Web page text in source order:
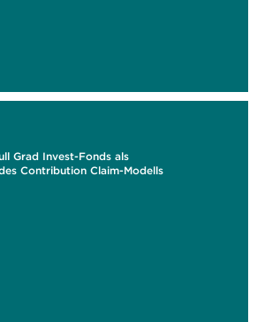
Grad Invest-Fonds als
Contribution Claim-Modells